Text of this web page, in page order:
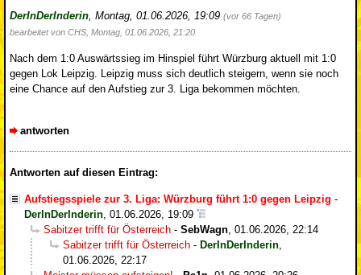
DerInDerInderin, Montag, 01.06.2026, 19:09 (vor 66 Tagen)
bearbeitet von CHS, Montag, 01.06.2026, 21:20
Nach dem 1:0 Auswärtssieg im Hinspiel führt Würzburg aktuell mit 1:0
gegen Lok Leipzig. Leipzig muss sich deutlich steigern, wenn sie noch
eine Chance auf den Aufstieg zur 3. Liga bekommen möchten.
antworten
Antworten auf diesen Eintrag:
Aufstiegsspiele zur 3. Liga: Würzburg führt 1:0 gegen Leipzig -
DerInDerInderin, 01.06.2026, 19:09
Sabitzer trifft für Österreich - SebWagn, 01.06.2026, 22:14
Sabitzer trifft für Österreich - DerInDerInderin,
01.06.2026, 22:17